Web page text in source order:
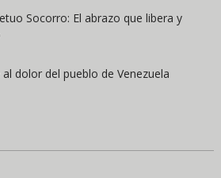
Socorro: El abrazo que libera y
dolor del pueblo de Venezuela